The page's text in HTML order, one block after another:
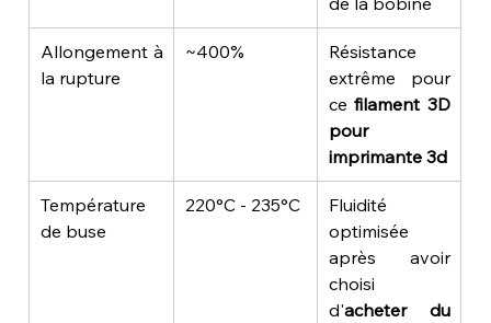
Allongement à
la rupture
~400%
Résistance
extrême pour
ce filament 3D
pour
imprimante 3d
Température
de buse
220°C - 235°C
Fluidité
optimisée
après avoir
choisi
d'acheter du